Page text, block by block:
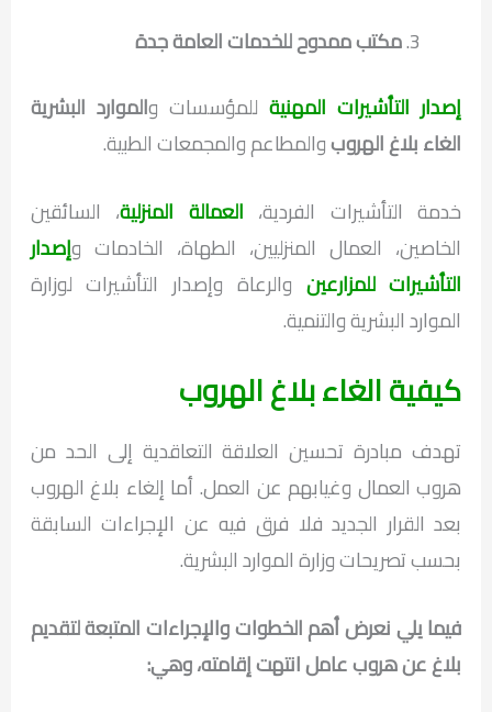
مكتب ممدوح للخدمات العامة جدة
إصدار التأشيرات المهنيةللمؤسسات والموارد البشرية
الغاء بلاغ الهروبوالمطاعم والمجمعات الطبية.
خدمة التأشيرات الفردية، العمالة المنزلية، السائقين
الخاصين، العمال المنزليين، الطهاة، الخادمات وإصدار
التأشيرات للمزارعين والرعاة وإصدار التأشيرات لوزارة
الموارد البشرية والتنمية.
كيفية الغاء بلاغ الهروب
تهدف مبادرة تحسين العلاقة التعاقدية إلى الحد من
هروب العمال وغيابهم عن العمل. أما إلغاء بلاغ الهروب
بعد القرار الجديد فلا فرق فيه عن الإجراءات السابقة
بحسب تصريحات وزارة الموارد البشرية.
فيما يلي نعرض أهم الخطوات والإجراءات المتبعة لتقديم
بلاغ عن هروب عامل انتهت إقامته، وهي: